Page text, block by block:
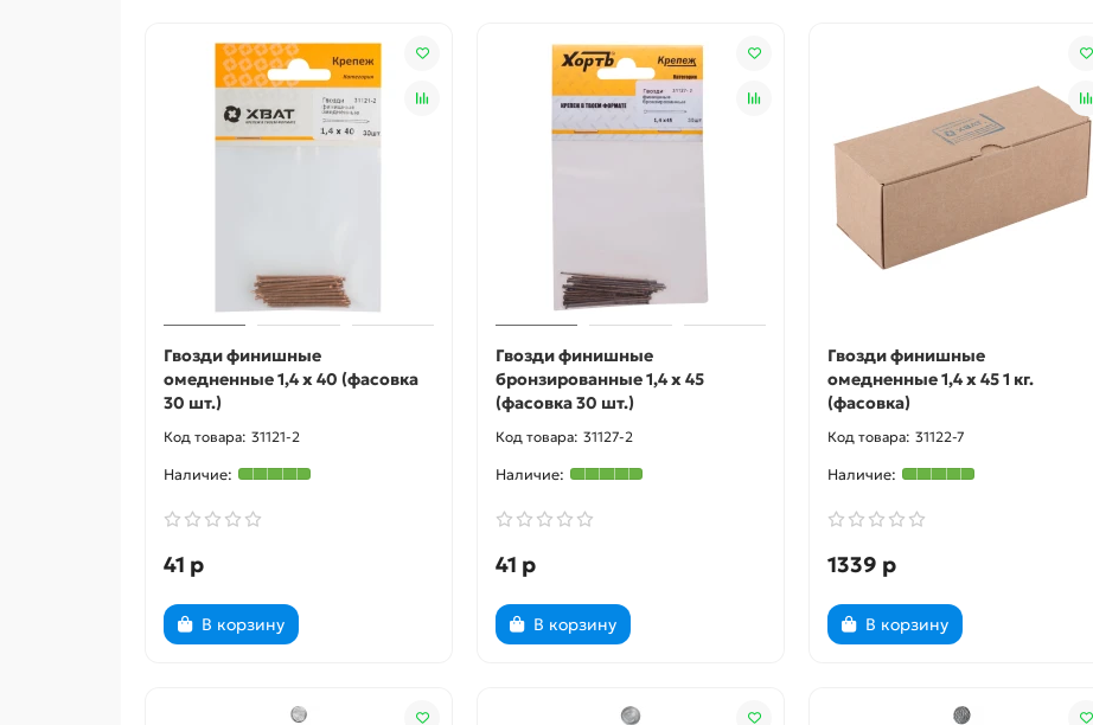
Гвозди финишные
омедненные 1,4 х 40 (фасовка
30 шт.)
31121-2
41 р
В корзину
Гвозди финишные
бронзированные 1,4 х 45
(фасовка 30 шт.)
31127-2
41 р
В корзину
Гвозди финишные
омедненные 1,4 х 45 1 кг.
(фасовка)
31122-7
1339 р
В корзину